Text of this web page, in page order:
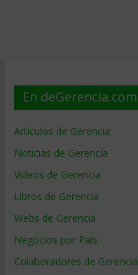
En deGerencia.com
Artículos de Gerencia
Noticias de Gerencia
Videos de Gerencia
Libros de Gerencia
Webs de Gerencia
Negocios por País
Colaboradores de Gerencia